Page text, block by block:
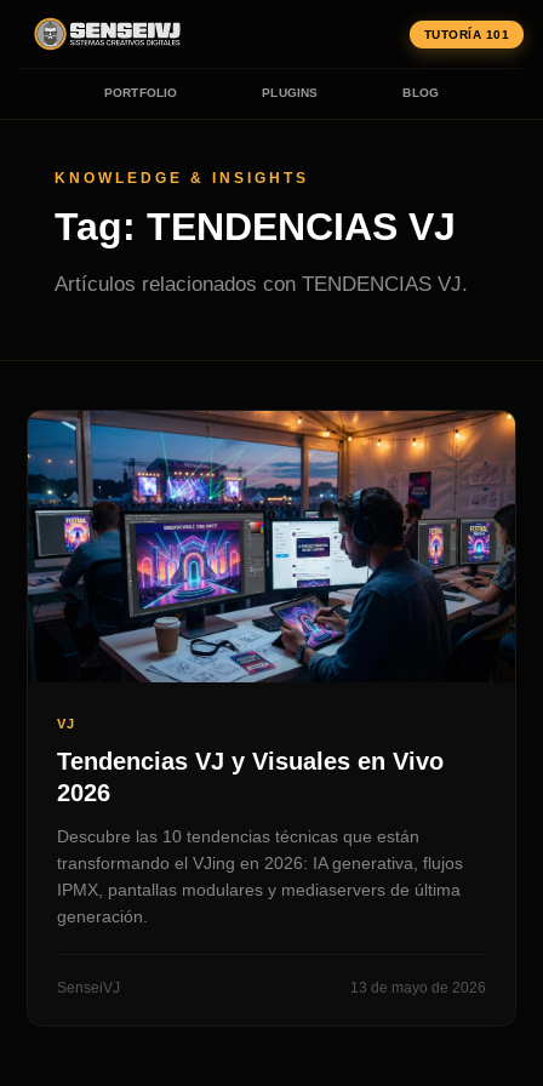
TUTORÍA 101
PORTFOLIO PLUGINS BLOG
KNOWLEDGE & INSIGHTS
Tag: TENDENCIAS VJ
Artículos relacionados con TENDENCIAS VJ.
VJ
Tendencias VJ y Visuales en Vivo
2026
Descubre las 10 tendencias técnicas que están
transformando el VJing en 2026: IA generativa, flujos
IPMX, pantallas modulares y mediaservers de última
generación.
SenseiVJ 13 de mayo de 2026